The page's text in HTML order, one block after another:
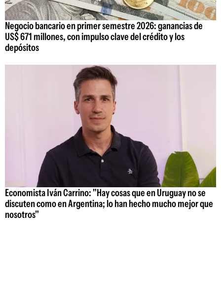
Negocio bancario en primer semestre 2026: ganancias de
US$ 671 millones, con impulso clave del crédito y los
depósitos
Economista Iván Carrino: "Hay cosas que en Uruguay no se
discuten como en Argentina; lo han hecho mucho mejor que
nosotros"